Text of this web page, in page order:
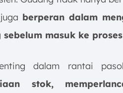
berperan dalam
masuk ke
dalam rantai
stok,